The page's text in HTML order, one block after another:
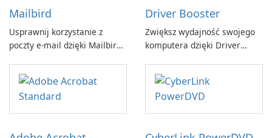
Mailbird
Usprawnij korzystanie z
poczty e-mail dzięki Mailbird
Driver Booster
Zwiększ wydajność swojego
komputera dzięki Driver